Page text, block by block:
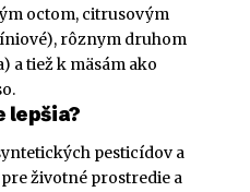
octom, citrusovým
rôznym druhom
a tiež k mäsám ako
lepšia?
pesticídov a
životné prostredie a